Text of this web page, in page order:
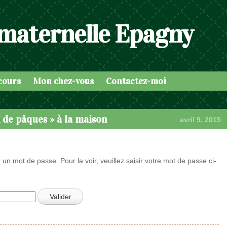
Epagny
Mon chez-vous Contactez-moi
pâques » à la maison avril 9, 2015
mot de passe. Pour la voir, veuillez saisir votre mot de passe ci-